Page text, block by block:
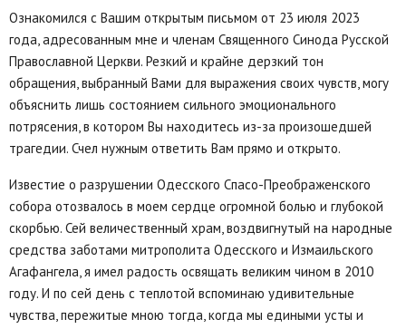
Ознакомился с Вашим открытым письмом от 23 июля 2023
года, адресованным мне и членам Священного Синода Русской
Православной Церкви. Резкий и крайне дерзкий тон
обращения, выбранный Вами для выражения своих чувств, могу
объяснить лишь состоянием сильного эмоционального
потрясения, в котором Вы находитесь из-за произошедшей
трагедии. Счел нужным ответить Вам прямо и открыто.
Известие о разрушении Одесского Спасо-Преображенского
собора отозвалось в моем сердце огромной болью и глубокой
скорбью. Сей величественный храм, воздвигнутый на народные
средства заботами митрополита Одесского и Измаильского
Агафангела, я имел радость освящать великим чином в 2010
году. И по сей день с теплотой вспоминаю удивительные
чувства, пережитые мною тогда, когда мы едиными усты и